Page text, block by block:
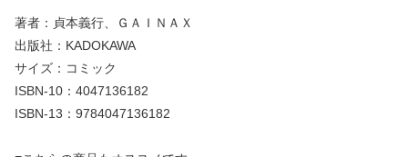
著者：貞本義行、ＧＡＩＮＡＸ
出版社：KADOKAWA
サイズ：コミック
ISBN-10：4047136182
ISBN-13：9784047136182